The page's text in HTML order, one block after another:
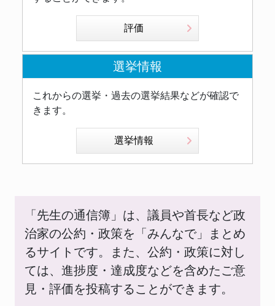
評価
選挙情報
これからの選挙・過去の選挙結果などが確認で
きます。
選挙情報
「先生の通信簿」は、議員や首長など政
治家の公約・政策を「みんなで」まとめ
るサイトです。また、公約・政策に対し
ては、進捗度・達成度などを含めたご意
見・評価を投稿することができます。